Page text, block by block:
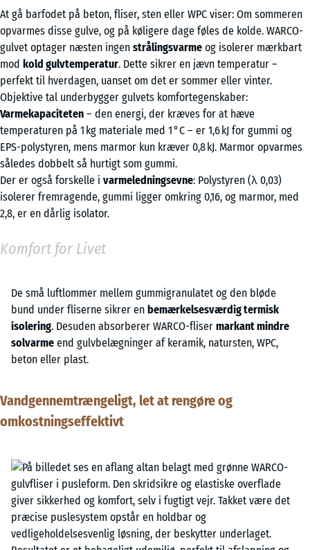
At gå barfodet på beton, fliser, sten eller WPC viser: Om sommeren
opvarmes disse gulve, og på køligere dage føles de kolde. WARCO-
gulvet optager næsten ingen strålingsvarme og isolerer mærkbart
mod kold gulvtemperatur. Dette sikrer en jævn temperatur –
perfekt til hverdagen, uanset om det er sommer eller vinter.
Objektive tal underbygger gulvets komfortegenskaber:
Varmekapaciteten – den energi, der kræves for at hæve
temperaturen på 1 kg materiale med 1 °C – er 1,6 kJ for gummi og
EPS-polystyren, mens marmor kun kræver 0,8 kJ. Marmor opvarmes
således dobbelt så hurtigt som gummi.
Der er også forskelle i varmeledningsevne: Polystyren (λ 0,03)
isolerer fremragende, gummi ligger omkring 0,16, og marmor, med
2,8, er en dårlig isolator.
Komfort for Livet
De små luftlommer mellem gummigranulatet og den bløde
bund under fliserne sikrer en bemærkelsesværdig termisk
isolering. Desuden absorberer WARCO-fliser markant mindre
solvarme end gulvbelægninger af keramik, natursten, WPC,
beton eller plast.
Vandgennemtrængeligt, let at rengøre og
omkostningseffektivt